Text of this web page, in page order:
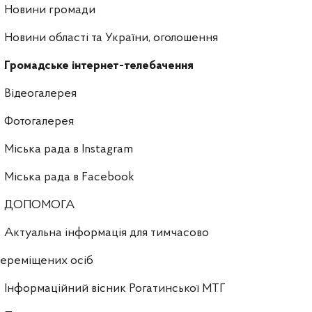
Новини громади
Новини області та України, оголошення
Громадське інтернет-телебачення
Відеогалерея
Фотогалерея
Міська рада в Instagram
Міська рада в Facebook
ДОПОМОГА
Актуальна інформація для тимчасово
осіб
Інформаційний вісник Рогатинської МТГ